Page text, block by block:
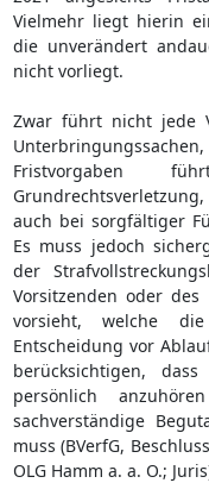
Vielmehr liegt hierin
die unverändert
nicht vorliegt.
Zwar führt nicht jede
Fristvorgaben
auch bei sorgfältiger
Es muss jedoch
der
Vorsitzenden oder
vorsieht, welche
Entscheidung vor
berücksichtigen,
persönlich
sachverständige
muss (BVerfG,
OLG Hamm a. a. O.;